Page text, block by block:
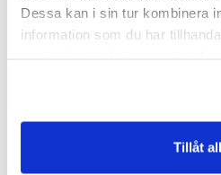
Dessa kan i sin tur kombinera
information som du har
Tillåt